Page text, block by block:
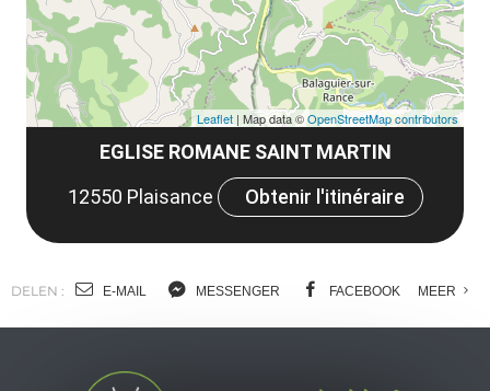
EGLISE ROMANE SAINT MARTIN
12550 Plaisance
Obtenir l'itinéraire
Leaflet | Map data ©OpenStreetMap contributors
DELEN : E-MAIL MESSENGER FACEBOOK MEER